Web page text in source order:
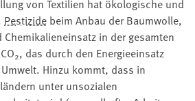
von Textilien hat ökologische und
Pestizide beim Anbau der Baumwolle,
Chemikalieneinsatz in der gesamten
2, das durch den Energieeinsatz
Hinzu kommt, dass in
unter unsozialen